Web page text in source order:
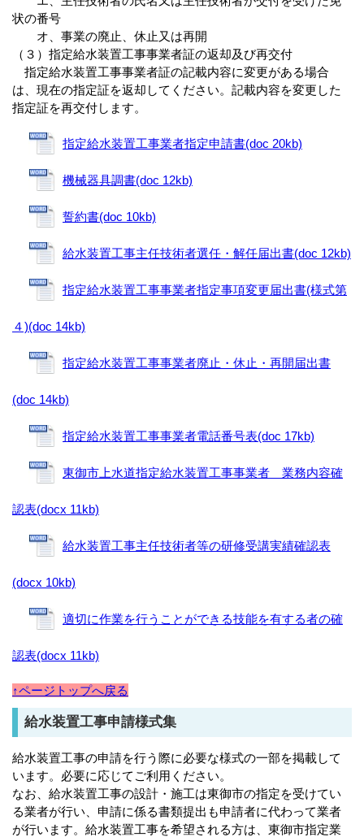
状の番号
オ、事業の廃止、休止又は再開
（３）指定給水装置工事事業者証の返却及び再交付
指定給水装置工事事業者証の記載内容に変更がある場合
は、現在の指定証を返却してください。記載内容を変更した
指定証を再交付します。
指定給水装置工事業者指定申請書(doc 20kb)
機械器具調書(doc 12kb)
誓約書(doc 10kb)
給水装置工事主任技術者選任・解任届出書(doc 12kb)
指定給水装置工事事業者指定事項変更届出書(様式第
４)(doc 14kb)
指定給水装置工事事業者廃止・休止・再開届出書
(doc 14kb)
指定給水装置工事事業者電話番号表(doc 17kb)
東御市上水道指定給水装置工事事業者 業務内容確
認表(docx 11kb)
給水装置工事主任技術者等の研修受講実績確認表
(docx 10kb)
適切に作業を行うことができる技能を有する者の確
認表(docx 11kb)
↑ページトップへ戻る
給水装置工事申請様式集
給水装置工事の申請を行う際に必要な様式の一部を掲載して
います。必要に応じてご利用ください。
なお、給水装置工事の設計・施工は東御市の指定を受けてい
る業者が行い、申請に係る書類提出も申請者に代わって業者
が行います。給水装置工事を希望される方は、東御市指定業